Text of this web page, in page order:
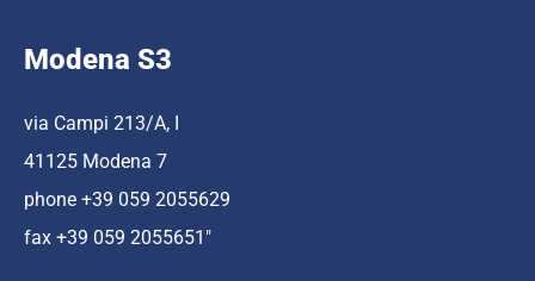
Modena S3
via Campi 213/A, I
41125 Modena 7
phone +39 059 2055629
fax +39 059 2055651″